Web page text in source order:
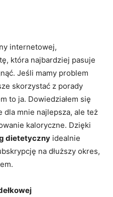
internetowej,
która najbardziej pasuje
Jeśli mamy problem
skorzystać z porady
to ja. Dowiedziałem się
dla mnie najlepsza, ale też
kaloryczne. Dzięki
dietetyczny idealnie
na dłuższy okres,